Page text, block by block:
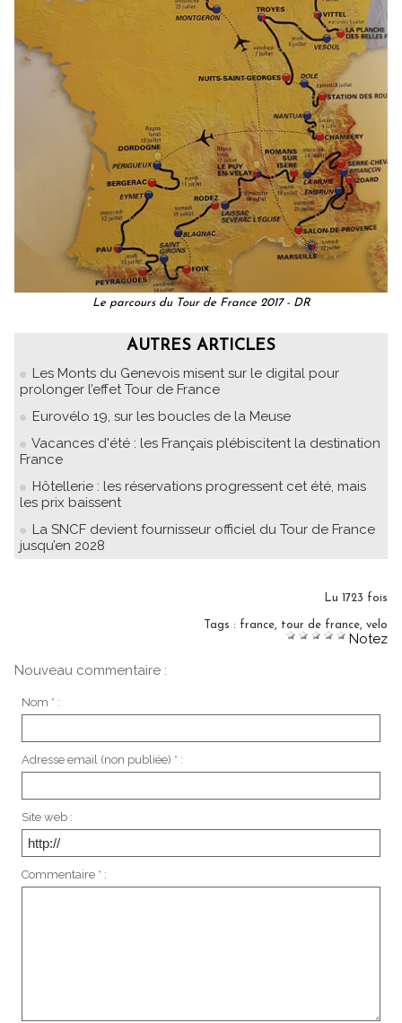
Le parcours du Tour de France 2017 - DR
AUTRES ARTICLES
Les Monts du Genevois misent sur le digital pour
prolonger l’effet Tour de France
Eurovélo 19, sur les boucles de la Meuse
Vacances d'été : les Français plébiscitent la destination
France
Hôtellerie : les réservations progressent cet été, mais
les prix baissent
La SNCF devient fournisseur officiel du Tour de France
jusqu’en 2028
Lu 1723 fois
Tags : france, tour de france, velo
Notez
Nouveau commentaire :
Nom * :
Adresse email (non publiée) * :
Site web :
Commentaire * :